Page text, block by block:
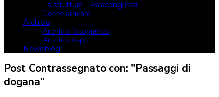
La struttura – Palacongressi
Come arrivare
Archivio
Archivio fotografico
Archivio ospiti
News blog
Post Contrassegnato con: "Passaggi di
dogana"